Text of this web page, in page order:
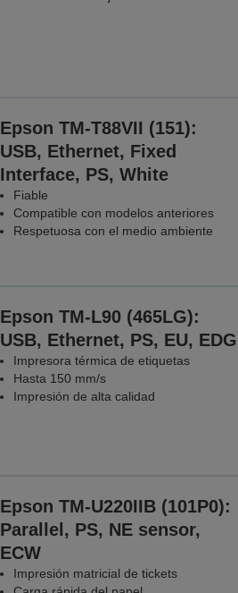
Epson TM-T88VII (151):
USB, Ethernet, Fixed
Interface, PS, White
Fiable
Compatible con modelos anteriores
Respetuosa con el medio ambiente
Epson TM-L90 (465LG):
USB, Ethernet, PS, EU, EDG
Impresora térmica de etiquetas
Hasta 150 mm/s
Impresión de alta calidad
Epson TM-U220IIB (101P0):
Parallel, PS, NE sensor,
ECW
Impresión matricial de tickets